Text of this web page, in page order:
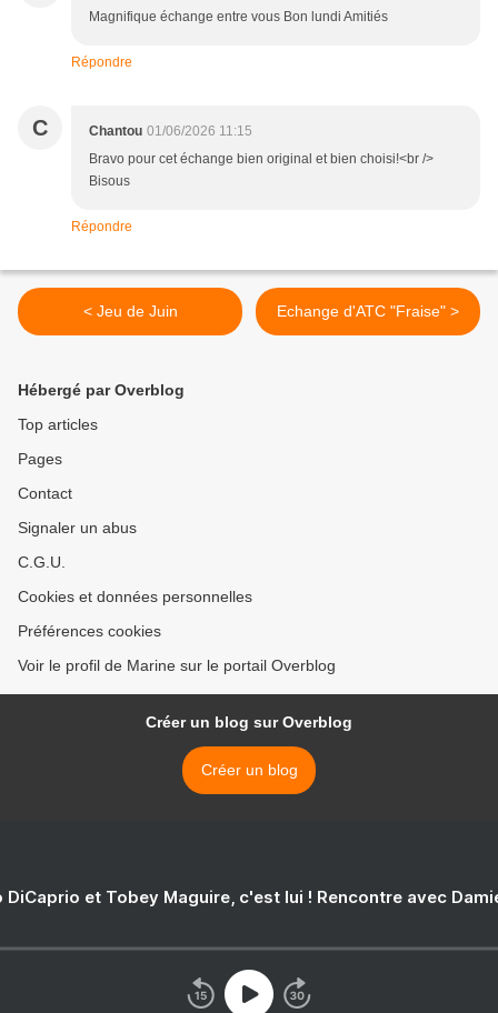
Magnifique échange entre vous Bon lundi Amitiés
Répondre
C Chantou 01/06/2026 11:15
Bravo pour cet échange bien original et bien choisi!<br />
Bisous
Répondre
< Jeu de Juin Echange d'ATC "Fraise" >
Hébergé par Overblog
Top articles
Pages
Contact
Signaler un abus
C.G.U.
Cookies et données personnelles
Préférences cookies
Voir le profil de Marine sur le portail Overblog
Créer un blog sur Overblog
Créer un blog
DiCaprio et Tobey Maguire, c'est lui ! Rencontre avec